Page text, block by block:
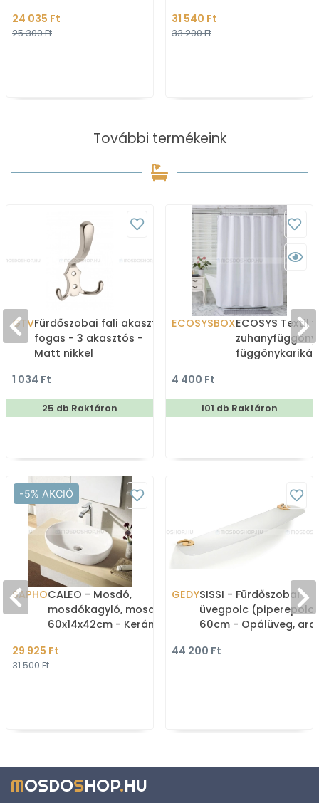
24 035 Ft
25 300 Ft
31 540 Ft
33 200 Ft
További termékeink
GTVFürdőszobai fali akasztó,
fogas - 3 akasztós -
Matt nikkel
1 034 Ft
25 db Raktáron
ECOSYSBOXECOSYS Textil
zuhanyfüggöny
4 400 Ft
101 db Raktáron
-5% AKCIÓ
SAPHOCALEO - Mosdó,
mosdókagyló, mosdótál
60x14x42cm - Kerámia -
szerelhető
29 925 Ft
31 500 Ft
GEDYSISSI - Fürdőszobai
üvegpolc
60cm - Opálüveg,
44 200 Ft
MOSDOSHOP.HU